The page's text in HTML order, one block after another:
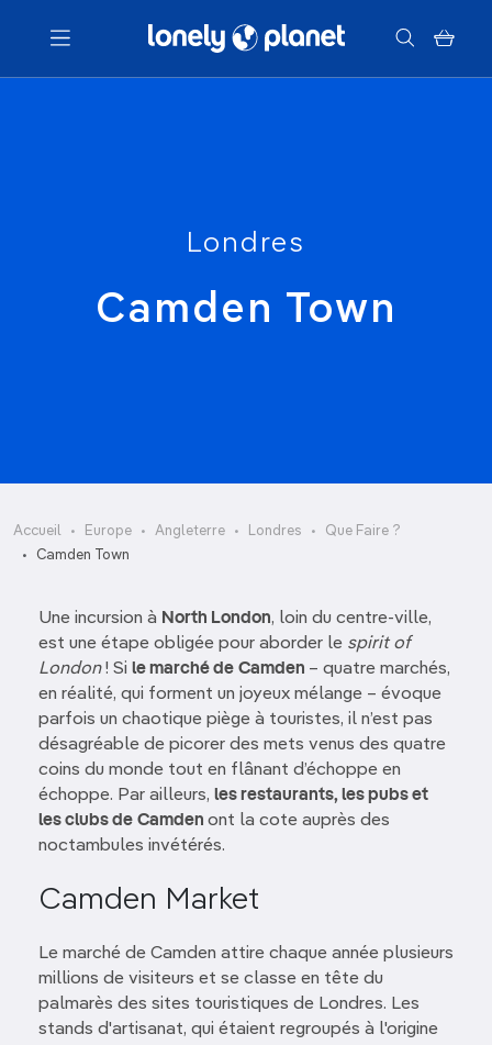
Menu
Londres
Camden Town
Accueil Europe Angleterre Londres
Que Faire ?
Camden Town
Une incursion à North London, loin du centre-ville,
est une étape obligée pour aborder le spirit of
London! Si le marché de Camden – quatre marchés,
en réalité, qui forment un joyeux mélange – évoque
parfois un chaotique piège à touristes, il n’est pas
désagréable de picorer des mets venus des quatre
coins du monde tout en flânant d’échoppe en
échoppe. Par ailleurs, les restaurants, les pubs et
les clubs de Camden ont la cote auprès des
noctambules invétérés.
Camden Market
Le marché de Camden attire chaque année plusieurs
millions de visiteurs et se classe en tête du
palmarès des sites touristiques de Londres. Les
stands d'artisanat, qui étaient regroupés à l'origine